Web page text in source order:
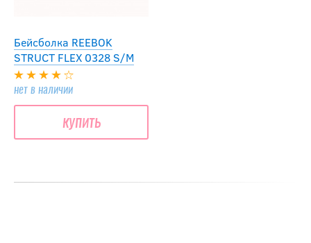
Бейсболка REEBOK
STRUCT FLEX 0328 S/M
нет в наличии
купить